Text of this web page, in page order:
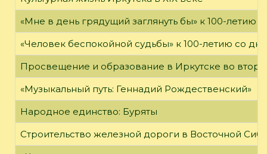
«Мне в день грядущий заглянуть бы» к 100-летию
«Человек беспокойной судьбы» к 100-летию со
Просвещение и образование в Иркутске во
«Музыкальный путь: Геннадий Рождественский»
Народное единство: Буряты
Строительство железной дороги в Восточной